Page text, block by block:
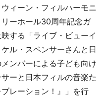
ィーン・フィルハーモニ
ーホール30周年記念ガ
する「ライブ・ビューイ
ル・スペンサーさんと日
ンバーによる子ども向け
ーと日本フィルの音楽た
レーション！』」を行